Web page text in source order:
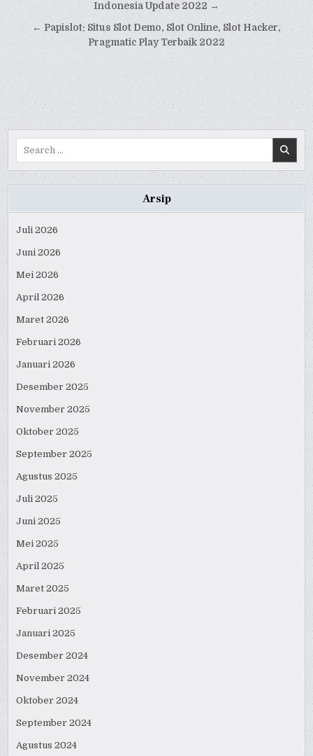
Indonesia Update 2022 →
← Papislot: Situs Slot Demo, Slot Online, Slot Hacker,
Pragmatic Play Terbaik 2022
Arsip
Juli 2026
Juni 2026
Mei 2026
April 2026
Maret 2026
Februari 2026
Januari 2026
Desember 2025
November 2025
Oktober 2025
September 2025
Agustus 2025
Juli 2025
Juni 2025
Mei 2025
April 2025
Maret 2025
Februari 2025
Januari 2025
Desember 2024
November 2024
Oktober 2024
September 2024
Agustus 2024